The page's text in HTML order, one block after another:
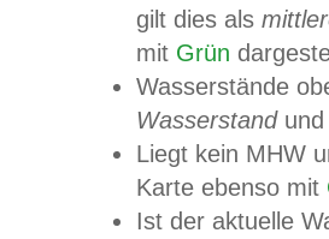
gilt dies als
mit Grün
Wasserstände
Wasserstandund
Liegt kein MHW
Karte ebenso mit
Ist der aktuelle